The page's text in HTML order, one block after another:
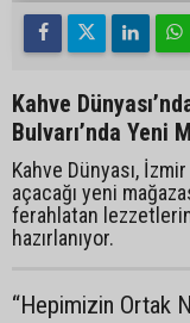
Kahve
Bulvarı’nda Yeni
Kahve Dünyası, İzmir
açacağı yeni
ferahlatan
hazırlanıyor.
“Hepimizin Ortak